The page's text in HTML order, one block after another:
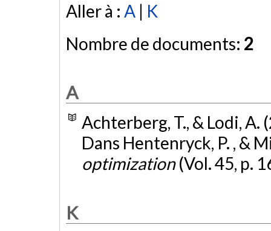
Aller à : A | K
Nombre de documents: 2
A
Achterberg, T., & Lodi, A.
Dans Hentenryck, P. , &
optimization(Vol. 45, p.
K